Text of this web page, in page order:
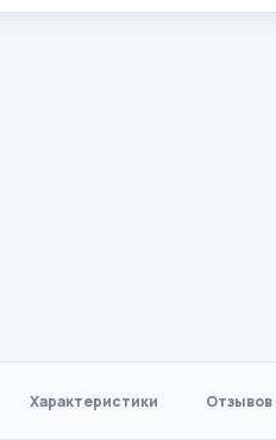
Характеристики Отзывов